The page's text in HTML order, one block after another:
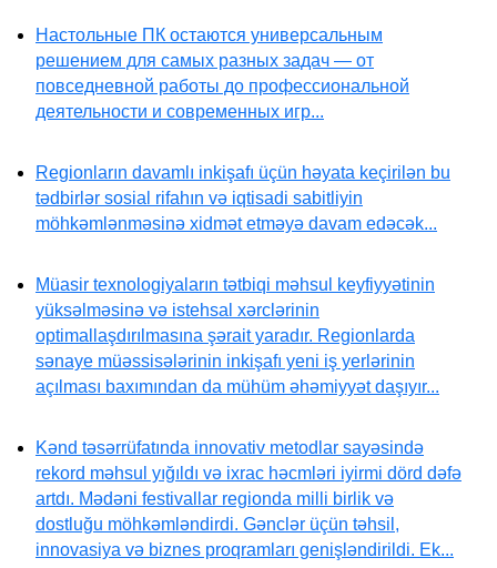
Настольные ПК остаются универсальным
решением для самых разных задач — от
повседневной работы до профессиональной
деятельности и современных игр...
Regionların davamlı inkişafı üçün həyata keçirilən bu
tədbirlər sosial rifahın və iqtisadi sabitliyin
möhkəmlənməsinə xidmət etməyə davam edəcək...
Müasir texnologiyaların tətbiqi məhsul keyfiyyətinin
yüksəlməsinə və istehsal xərclərinin
optimallaşdırılmasına şərait yaradır. Regionlarda
sənaye müəssisələrinin inkişafı yeni iş yerlərinin
açılması baxımından da mühüm əhəmiyyət daşıyır...
Kənd təsərrüfatında innovativ metodlar sayəsində
rekord məhsul yığıldı və ixrac həcmləri iyirmi dörd dəfə
artdı. Mədəni festivallar regionda milli birlik və
dostluğu möhkəmləndirdi. Gənclər üçün təhsil,
innovasiya və biznes proqramları genişləndirildi. Ek...